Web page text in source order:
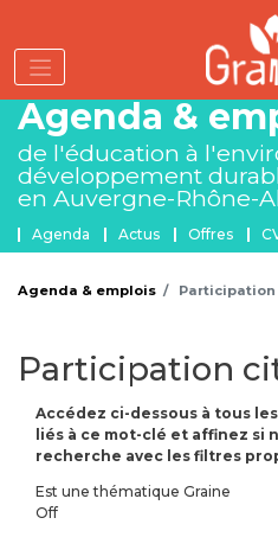
Agenda &
de l'éducation à
développement
en Auvergne-Rhône-
Menu Agenda et
Agenda Actus Offres
Agenda & emplois
Participation
Accédez ci-dessous à tous
liés à ce mot-clé et affinez si
recherche avec les filtres
Est une thématique Graine
Off